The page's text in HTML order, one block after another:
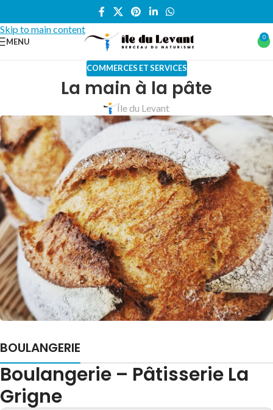
Skip to main content
MENU 0
COMMERCES ET SERVICES
La main à la pâte
Île du Levant
BOULANGERIE
Boulangerie – Pâtisserie La
Grigne